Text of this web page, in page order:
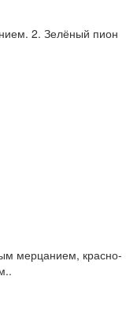
2. Зелёный пион
мерцанием, красно-